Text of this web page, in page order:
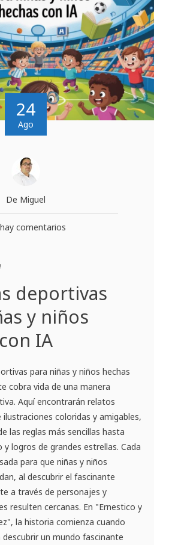
24
Ago
De Miguel
comentarios
deportivas
y niños
IA
para niñas y niños hechas
cobra vida de una manera
Aquí encontrarán relatos
coloridas y amigables,
las reglas más sencillas hasta
y logros de grandes estrellas. Cada
para que niñas y niños
al descubrir el fascinante
a través de personajes y
resulten cercanas. En "Ernestico y
la historia comienza cuando
un mundo fascinante